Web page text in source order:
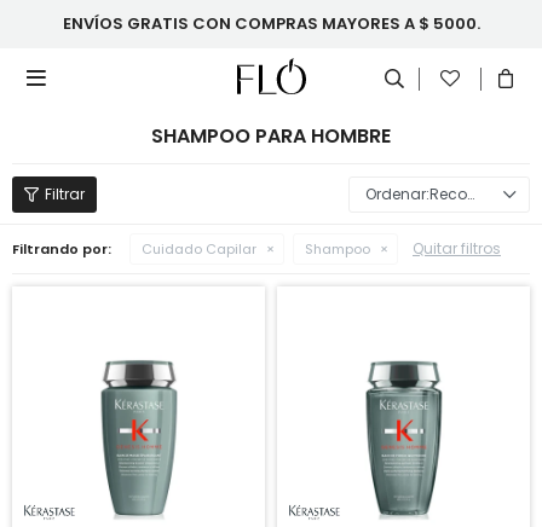
ENVÍOS GRATIS CON COMPRAS MAYORES A $ 5000.

SHAMPOO PARA HOMBRE
Recomendados
Filtrando por: Cuidado Capilar Shampoo Quitar filtros